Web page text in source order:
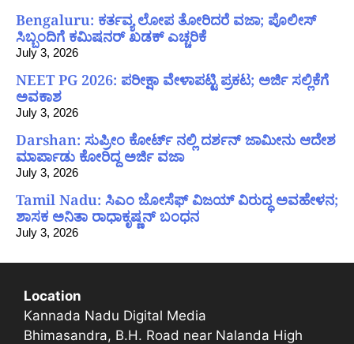
Bengaluru: ಕರ್ತವ್ಯ ಲೋಪ ತೋರಿದರೆ ವಜಾ; ಪೊಲೀಸ್
ಸಿಬ್ಬಂದಿಗೆ ಕಮಿಷನರ್ ಖಡಕ್ ಎಚ್ಚರಿಕೆ
July 3, 2026
NEET PG 2026: ಪರೀಕ್ಷಾ ವೇಳಾಪಟ್ಟಿ ಪ್ರಕಟ; ಅರ್ಜಿ ಸಲ್ಲಿಕೆಗೆ
ಅವಕಾಶ
July 3, 2026
Darshan: ಸುಪ್ರೀಂ ಕೋರ್ಟ್ ನಲ್ಲಿ ದರ್ಶನ್ ಜಾಮೀನು ಆದೇಶ
ಮಾರ್ಪಾಡು ಕೋರಿದ್ದ ಅರ್ಜಿ ವಜಾ
July 3, 2026
Tamil Nadu: ಸಿಎಂ ಜೋಸೆಫ್ ವಿಜಯ್ ವಿರುದ್ಧ ಅವಹೇಳನ;
ಶಾಸಕ ಅನಿತಾ ರಾಧಾಕೃಷ್ಣನ್ ಬಂಧನ
July 3, 2026
Location
Kannada Nadu Digital Media
Bhimasandra, B.H. Road near Nalanda High